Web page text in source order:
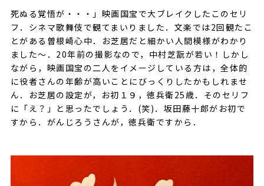
死ぬる覚悟が・・・」映画国宝で大ブレイクしたこのセリ
フ．シネマ歌舞伎で観てまいりました．文楽では2回観たこ
とがある曽根崎心中．お芝居だと細かい人間模様がわかり
ました～．20年前の撮影なので，中村芝翫が若い！しかし
ながら，映画国宝の二人をイメージしている方は，全体的
に役者さんの年齢が高いことにびっくりしたかもしれませ
ん．お芝居の設定が，お初１９，徳兵衛25歳．そのセリフ
に「え？」と思ったでしょう．(笑)．坂田藤十郎がお初で
すから．がんじろうさんが，徳兵衛ですから．